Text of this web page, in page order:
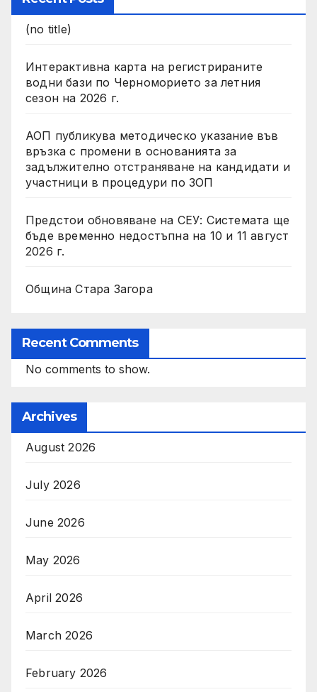
(no title)
Интерактивна карта на регистрираните
водни бази по Черноморието за летния
сезон на 2026 г.
АОП публикува методическо указание във
връзка с промени в основанията за
задължително отстраняване на кандидати и
участници в процедури по ЗОП
Предстои обновяване на СЕУ: Системата ще
бъде временно недостъпна на 10 и 11 август
2026 г.
Община Стара Загора
Recent Comments
No comments to show.
Archives
August 2026
July 2026
June 2026
May 2026
April 2026
March 2026
February 2026